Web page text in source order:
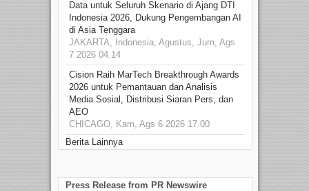
Data untuk Seluruh Skenario di Ajang DTI
Indonesia 2026, Dukung Pengembangan AI
di Asia Tenggara
JAKARTA, Indonesia, Agustus, Jum, Ags
7 2026 04.14
Cision Raih MarTech Breakthrough Awards
2026 untuk Pemantauan dan Analisis
Media Sosial, Distribusi Siaran Pers, dan
AEO
CHICAGO, Kam, Ags 6 2026 17.00
Berita Lainnya
Press Release from PR Newswire